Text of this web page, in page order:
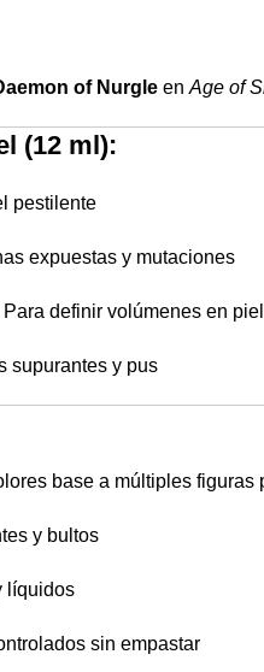
of Nurgle en Age of
(12 ml):
pestilente
expuestas y mutaciones
Para definir volúmenes en
supurantes y pus
base a múltiples figuras
y bultos
líquidos
sin empastar